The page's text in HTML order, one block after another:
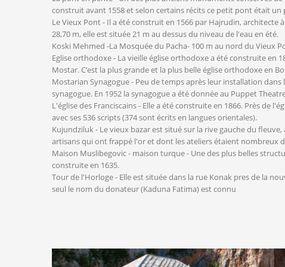
construit avant 1558 et selon certains récits ce petit pont était
Le Vieux Pont - Il a été construit en 1566 par Hajrudin, architecte
28,70 m, elle est située 21 m au dessus du niveau de l'eau en été.
Koski Mehmed -La Mosquée du Pacha- 100 m au nord du Vieux
Eglise orthodoxe - La vieille église orthodoxe a été construite en
Mostar. C’est la plus grande et la plus belle église orthodoxe en
Mostarian Synagogue - Peu de temps après leur installation
synagogue. En 1952 la synagogue a été donnée au Puppet
L'église des Franciscains - Elle a été construite en 1866. Près de
avec ses 536 scripts (374 sont écrits en langues orientales).
Kujundziluk - Le vieux bazar est situé sur la rive gauche du
artisans qui ont frappé l'or et dont les ateliers étaient nombreux
Maison Muslibegovic - maison turque - Une des plus belles
construite en 1635.
Tour de l'Horloge - Elle est située dans la rue Konak pres de la
seul le nom du donateur (Kaduna Fatima) est connu